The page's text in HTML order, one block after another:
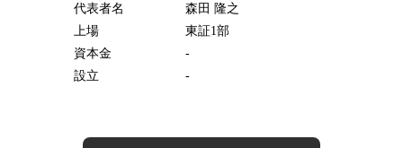
代表者名
森田 隆之
上場
東証1部
資本金
-
設立
-